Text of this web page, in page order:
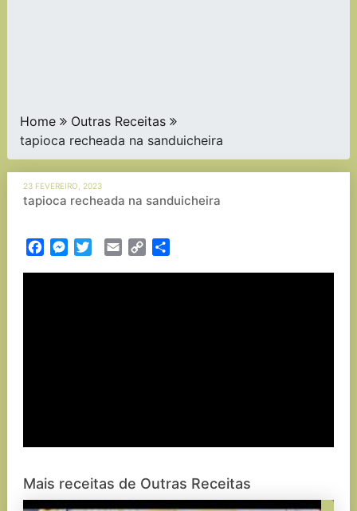
Home
Outras Receitas
tapioca recheada na sanduicheira
23 FEVEREIRO, 2023
tapioca recheada na sanduicheira
FacebookMessenger
TwitterEmail Copy
Mais receitas de Outras Receitas